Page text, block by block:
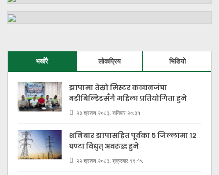
भर्खरै लोकप्रिय भिडियो
झापामा तेस्रो मिस्टर कञ्चनजंघा
बडीबिल्डिङसँगै महिला प्रतियोगिता हुने
२३ श्रावण २०८३, शनिबार २०:३१
शनिबार झापासहित पूर्वका ५ जिल्लामा १२
घण्टा विद्युत् अवरुद्ध हुने
२२ श्रावण २०८३, शुक्रबार १९:१५